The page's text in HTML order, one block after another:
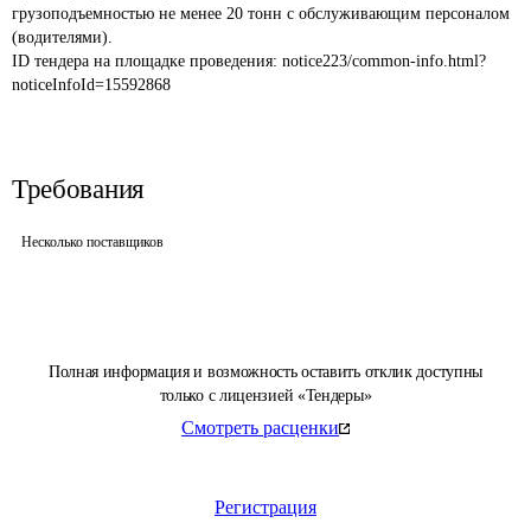
Полная информация и возможность оставить отклик доступны
только с лицензией «Тендеры»
Смотреть расценки
Регистрация
грузоподъемностью не менее 20 тонн с обслуживающим персоналом
(водителями).
ID тендера на площадке проведения: notice223/common-info.html?
noticeInfoId=15592868
Требования
Несколько поставщиков